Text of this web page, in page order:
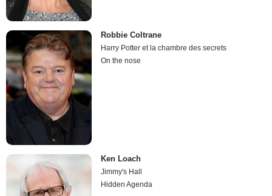
Robbie Coltrane
Harry Potter et la chambre des secrets
On the nose
Ken Loach
Jimmy's Hall
Hidden Agenda